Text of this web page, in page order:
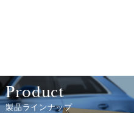
Product
製品ラインナップ